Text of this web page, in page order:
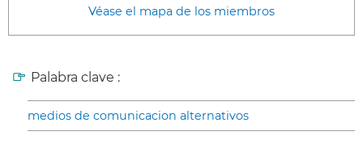
Véase el mapa de los miembros
Palabra clave :
medios de comunicacion alternativos